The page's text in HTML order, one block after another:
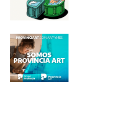
Número de teléfono